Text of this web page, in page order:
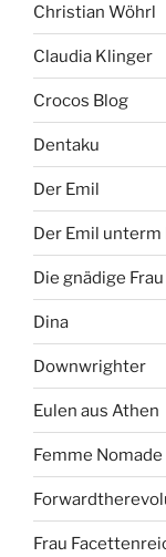
Christian Wöhrl
Claudia Klinger
Crocos Blog
Dentaku
Der Emil
Der Emil unterm
Die gnädige
Dina
Downwrighter
Eulen aus Athen
Femme Nomade
Frau